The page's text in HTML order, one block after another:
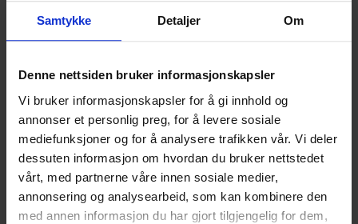
Samtykke Detaljer Om
Denne nettsiden bruker informasjonskapsler
Vi bruker informasjonskapsler for å gi innhold og
annonser et personlig preg, for å levere sosiale
mediefunksjoner og for å analysere trafikken vår. Vi deler
dessuten informasjon om hvordan du bruker nettstedet
vårt, med partnerne våre innen sosiale medier,
annonsering og analysearbeid, som kan kombinere den
med annen informasjon du har gjort tilgjengelig for dem,
Den vanligste årsaken til ereksjonsproblem hos yngre er
unngå negative assosiasjoner med samleie.
Hva skjer etter utløsning med
Viagra?
Det er individuelt, men oftest blir penis slapp som den
ellers ville blitt uten Viagra. Det er helt normalt at penis
blir slapp etter utløsning, hvorpå det vil gå noe tid før man